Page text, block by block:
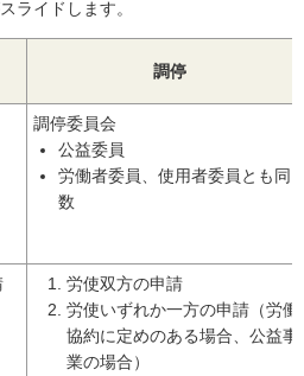
ライドします。
調停
調停委員会
公益委員
労働者委員、使用者委員とも同
数
労使双方の申請
労使いずれか一方の申請（労働
協約に定めのある場合、公益事
業の場合）